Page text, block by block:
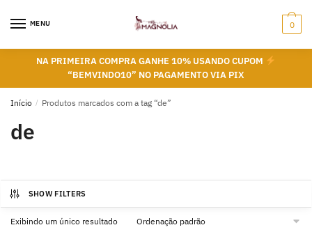
MENU 0
NA PRIMEIRA COMPRA GANHE 10% USANDO CUPOM
“BEMVINDO10” NO PAGAMENTO VIA PIX
Início / Produtos marcados com a tag “de”
de
SHOW FILTERS
Exibindo um único resultado